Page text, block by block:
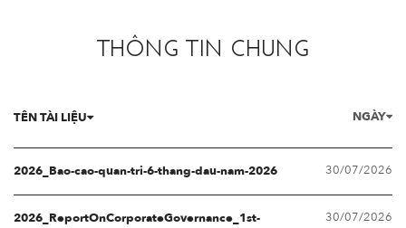
THÔNG TIN CHUNG
TÊN TÀI LIỆU NGÀY
2026_Bao-cao-quan-tri-6-thang-dau-nam-2026 30/07/2026
2026_ReportOnCorporateGovernance_1st-
30/07/2026